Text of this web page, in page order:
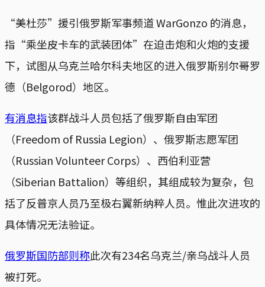
“美杜莎”援引俄罗斯军事频道 WarGonzo 的消息，
指“乘坐皮卡车的武装团体”在迫击炮和火炮的支援
下，试图从乌克兰哈尔科夫地区的进入俄罗斯别尔哥罗
德（Belgorod）地区。
有消息指该群战斗人员包括了俄罗斯自由军团
（Freedom of Russia Legion）、俄罗斯志愿军团
（Russian Volunteer Corps）、西伯利亚营
（Siberian Battalion）等组织，其组成较为复杂，包
括了反普京人员乃至极右翼新纳粹人员。惟此次进攻的
具体情况无法验证。
俄罗斯国防部则称此次有234名乌克兰/亲乌战斗人员
被打死。